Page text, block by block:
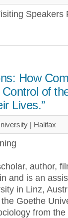
Speakers
How
of
Lives.”
| Halifax
author,
and is an
in Linz,
Goethe
from